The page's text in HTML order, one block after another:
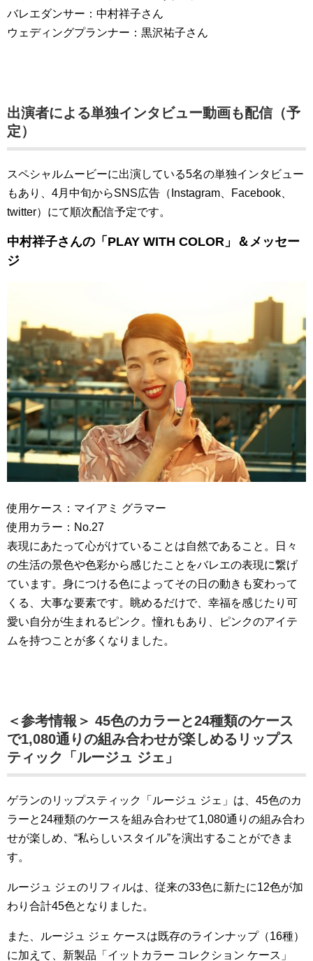
バレエダンサー：中村祥子さん
ウェディングプランナー：黒沢祐子さん
出演者による単独インタビュー動画も配信（予
定）
スペシャルムービーに出演している5名の単独インタビュー
もあり、4月中旬からSNS広告（Instagram、Facebook、
twitter）にて順次配信予定です。
中村祥子さんの「PLAY WITH COLOR」＆メッセー
ジ
使用ケース：マイアミ グラマー
使用カラー：No.27
表現にあたって心がけていることは自然であること。日々
の生活の景色や色彩から感じたことをバレエの表現に繋げ
ています。身につける色によってその日の動きも変わって
くる、大事な要素です。眺めるだけで、幸福を感じたり可
愛い自分が生まれるピンク。憧れもあり、ピンクのアイテ
ムを持つことが多くなりました。
＜参考情報＞ 45色のカラーと24種類のケース
で1,080通りの組み合わせが楽しめるリップス
ティック「ルージュ ジェ」
ゲランのリップスティック「ルージュ ジェ」は、45色のカ
ラーと24種類のケースを組み合わせて1,080通りの組み合わ
せが楽しめ、“私らしいスタイル”を演出することができま
す。
ルージュ ジェのリフィルは、従来の33色に新たに12色が加
わり合計45色となりました。
また、ルージュ ジェ ケースは既存のラインナップ（16種）
に加えて、新製品「イットカラー コレクション ケース」